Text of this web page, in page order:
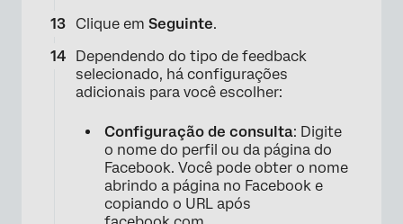
Clique em Seguinte.
Dependendo do tipo de feedback
selecionado, há configurações
adicionais para você escolher:
Configuração de consulta: Digite
o nome do perfil ou da página do
Facebook. Você pode obter o nome
abrindo a página no Facebook e
copiando o URL após